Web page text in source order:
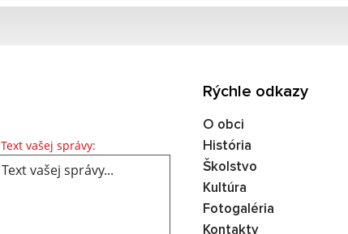
Text vašej správy: Text vašej správy...
Rýchle odkazy
O obci
História
Školstvo
Kultúra
Fotogaléria
Kontakty